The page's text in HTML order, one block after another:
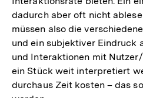
dadurch aber oft nicht
müssen also die
und ein subjektiver Eindruck
und Interaktionen mit
ein Stück weit interpretiert
durchaus Zeit kosten – das